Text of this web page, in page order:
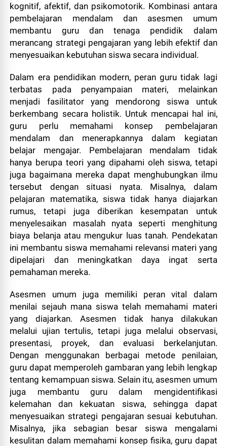
kognitif, afektif, dan psikomotorik. Kombinasi antara
pembelajaran mendalam dan asesmen umum
membantu guru dan tenaga pendidik dalam
merancang strategi pengajaran yang lebih efektif dan
menyesuaikan kebutuhan siswa secara individual.
Dalam era pendidikan modern, peran guru tidak lagi
terbatas pada penyampaian materi, melainkan
menjadi fasilitator yang mendorong siswa untuk
berkembang secara holistik. Untuk mencapai hal ini,
guru perlu memahami konsep pembelajaran
mendalam dan menerapkannya dalam kegiatan
belajar mengajar. Pembelajaran mendalam tidak
hanya berupa teori yang dipahami oleh siswa, tetapi
juga bagaimana mereka dapat menghubungkan ilmu
tersebut dengan situasi nyata. Misalnya, dalam
pelajaran matematika, siswa tidak hanya diajarkan
rumus, tetapi juga diberikan kesempatan untuk
menyelesaikan masalah nyata seperti menghitung
biaya belanja atau mengukur luas tanah. Pendekatan
ini membantu siswa memahami relevansi materi yang
dipelajari dan meningkatkan daya ingat serta
pemahaman mereka.
Asesmen umum juga memiliki peran vital dalam
menilai sejauh mana siswa telah memahami materi
yang diajarkan. Asesmen tidak hanya dilakukan
melalui ujian tertulis, tetapi juga melalui observasi,
presentasi, proyek, dan evaluasi berkelanjutan.
Dengan menggunakan berbagai metode penilaian,
guru dapat memperoleh gambaran yang lebih lengkap
tentang kemampuan siswa. Selain itu, asesmen umum
juga membantu guru dalam mengidentifikasi
kelemahan dan kekuatan siswa, sehingga dapat
menyesuaikan strategi pengajaran sesuai kebutuhan.
Misalnya, jika sebagian besar siswa mengalami
kesulitan dalam memahami konsep fisika, guru dapat